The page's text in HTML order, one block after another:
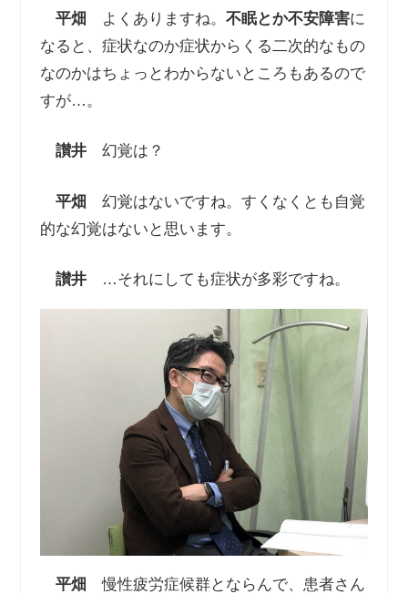
平畑 よくありますね。 不眠とか不安障害に
なると、症状なのか症状からくる二次的なもの
なのかはちょっとわからないところもあるので
すが…。
讃井幻覚は？
平畑 幻覚はないですね。すくなくとも自覚
的な幻覚はないと思います。
讃井…それにしても症状が多彩ですね。
平畑 慢性疲労症候群とならんで、患者さん